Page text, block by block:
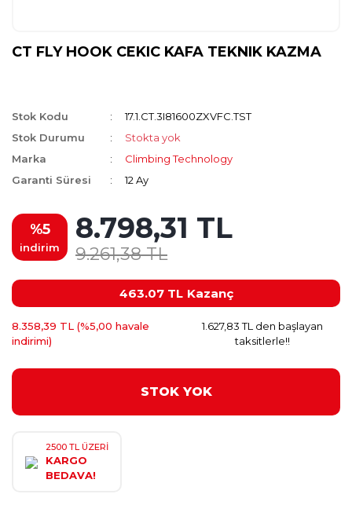
CT FLY HOOK CEKIC KAFA TEKNIK KAZMA
Stok Kodu
17.1.CT.3I81600ZXVFC.TST
Stok Durumu
Stokta yok
Marka
Climbing Technology
Garanti Süresi
12 Ay
%5
indirim
8.798,31 TL
9.261,38 TL
463.07 TL Kazanç
8.358,39 TL (%5,00 havale
indirimi)
1.627,83 TL den başlayan
taksitlerle!!
STOK YOK
2500 TL ÜZERİ
KARGO
BEDAVA!